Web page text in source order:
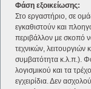
Φάση εξοικείωσης:
Στο εργαστήριο, σε
εγκαθιστούν και
περιβάλλον με σκοπό
τεχνικών, λειτουργιών
συμβατότητα κ.λ.π.).
λογισμικού και τα
εγχειρίδια. Δεν